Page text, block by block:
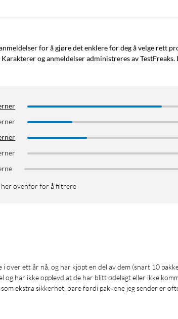
for å gjøre det enklere for deg å velge rett
og anmeldelser administreres av
her ovenfor for å filtrere
og har ikke opplevd at de har blitt ødelagt eller ikke